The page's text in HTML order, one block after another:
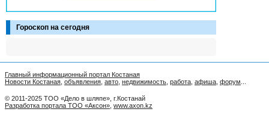
Гороскоп на сегодня
Главный информационный портал Костаная
Новости Костаная объявления авто недвижимость работа афиша форум
© 2011-2025 ТОО «Дело в шляпе», г.Костанай
Разработка портала ТОО «Аксон» www.axon.kz